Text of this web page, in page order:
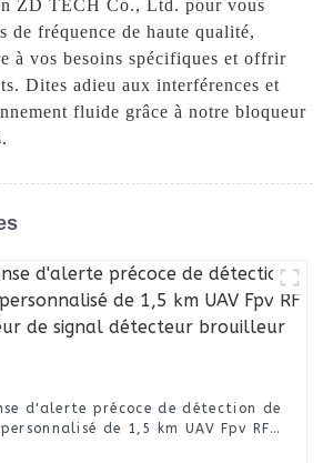
ZD TECH Co., Ltd. pour vous
de fréquence de haute qualité,
à vos besoins spécifiques et offrir
Dites adieu aux interférences et
fluide grâce à notre bloqueur
d'alerte précoce de détection de
de 1,5 km UAV Fpv RF